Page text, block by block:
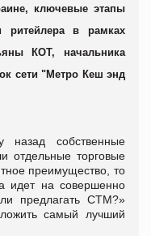
ключевые этапы
ритейлера в рамках
КОТ, начальника
сети "Метро Кеш энд
собственные
отдельные торговые
преимущество, то
идет на совершенно
предлагать СТМ?»
самый лучший